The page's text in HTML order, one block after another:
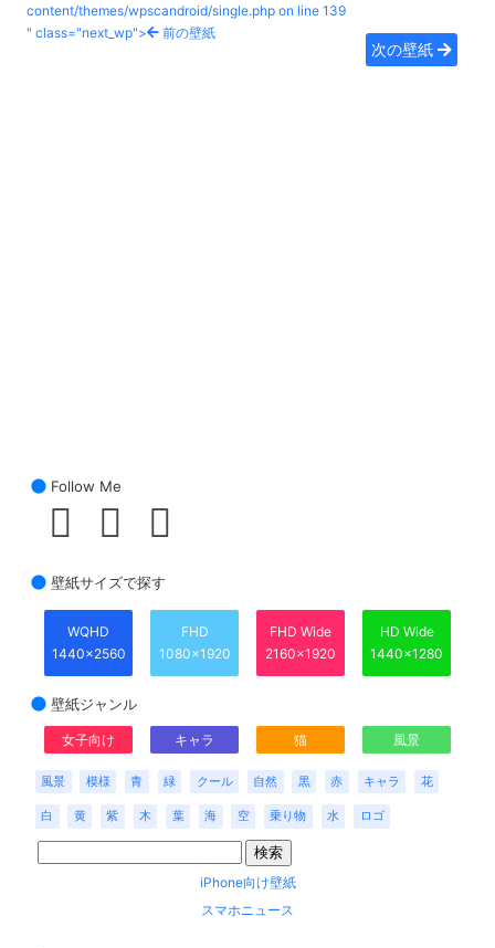
content/themes/wpscandroid/single.php on line 139
" class="next_wp">
前の壁紙
次の壁紙
Follow Me
壁紙サイズで探す
WQHD
1440x2560
FHD
1080x1920
FHD Wide
2160x1920
HD Wide
1440x1280
壁紙ジャンル
女子向け キャラ 猫 風景
風景 模様 青 緑 クール 自然 黒 赤 キャラ 花
白 黄 紫 木 葉 海 空 乗り物 水 ロゴ
iPhone向け壁紙
スマホニュース